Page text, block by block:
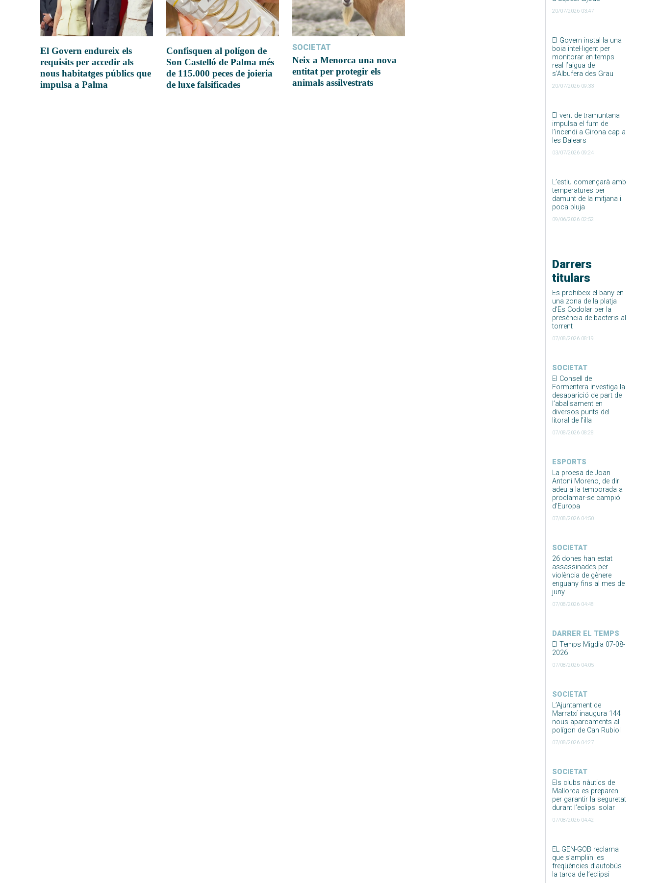
20/07/2026 03:47
El Govern instal·la una
boia intel·ligent per
monitorar en temps
real l’aigua de
s’Albufera des Grau
20/07/2026 09:33
El vent de tramuntana
impulsa el fum de
l’incendi a Girona cap a
les Balears
03/07/2026 09:24
L’estiu començarà amb
temperatures per
damunt de la mitjana i
poca pluja
09/06/2026 02:52
Darrers
titulars
Es prohibeix el bany en
una zona de la platja
d’Es Codolar per la
presència de bacteris al
torrent
07/08/2026 08:19
SOCIETAT
El Consell de
Formentera investiga la
desaparició de part de
l’abalisament en
diversos punts del
litoral de l’illa
07/08/2026 08:28
ESPORTS
La proesa de Joan
Antoni Moreno, de dir
adeu a la temporada a
proclamar-se campió
d’Europa
07/08/2026 04:50
SOCIETAT
26 dones han estat
assassinades per
violència de gènere
enguany fins al mes de
juny
07/08/2026 04:48
DARRER EL TEMPS
El Temps Migdia 07-08-
2026
07/08/2026 04:05
SOCIETAT
L’Ajuntament de
Marratxí inaugura 144
nous aparcaments al
polígon de Can Rubiol
07/08/2026 04:27
SOCIETAT
Els clubs nàutics de
Mallorca es preparen
per garantir la seguretat
durant l’eclipsi solar
07/08/2026 04:42
EL GEN-GOB reclama
que s’ampliïn les
freqüències d’autobús
la tarda de l’eclipsi
El Govern endureix els
requisits per accedir als
nous habitatges públics que
impulsa a Palma
Confisquen al polígon de
Son Castelló de Palma més
de 115.000 peces de joieria
de luxe falsificades
SOCIETAT
Neix a Menorca una nova
entitat per protegir els
animals assilvestrats